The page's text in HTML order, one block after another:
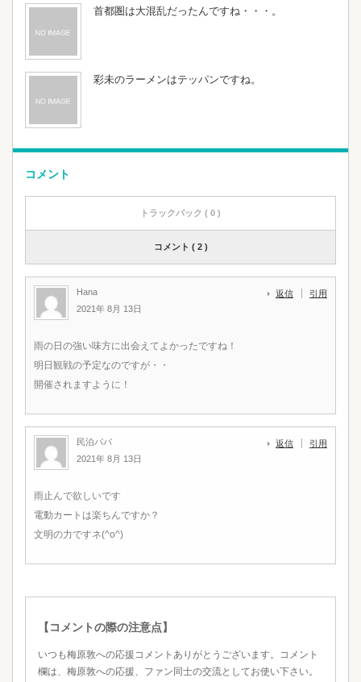
首都圏は大混乱だったんですね・・・。
彩未のラーメンはテッパンですね。
コメント
トラックバック ( 0 )
コメント ( 2 )
Hana
2021年 8月 13日
返信 引用
雨の日の強い味方に出会えてよかったですね！
明日観戦の予定なのですが・・
開催されますように！
民泊パパ
2021年 8月 13日
返信 引用
雨止んで欲しいです
電動カートは楽ちんですか？
文明の力ですネ(^o^)
【コメントの際の注意点】
いつも梅原敦への応援コメントありがとうございます。コメント
欄は、梅原敦への応援、ファン同士の交流としてお使い下さい。